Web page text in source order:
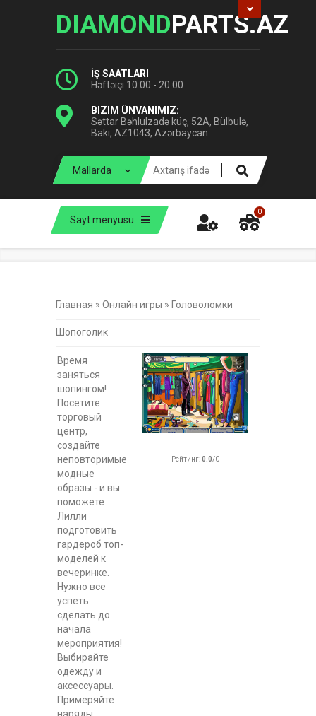
DIAMONDPARTS.AZ
İŞ SAATLARI
Həftəiçi 10:00 - 20:00
BIZIM ÜNVANIMIZ:
Səttar Bəhlulzadə küç, 52A, Bülbulə,
Bakı, AZ1043, Azərbaycan
Sayt menyusu
0
Главная » Онлайн игры » Головоломки
Шопоголик
Время
заняться
шопингом!
Посетите
торговый
центр,
создайте
неповторимые
модные
образы - и вы
поможете
Лилли
подготовить
гардероб топ-
моделей к
вечеринке.
Нужно все
успеть
сделать до
начала
мероприятия!
Выбирайте
одежду и
аксессуары.
Примеряйте
Рейтинг:0.0/0